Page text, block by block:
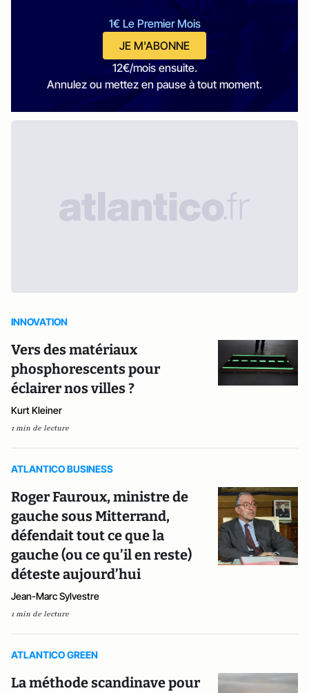
1€ Le Premier Mois
JE M'ABONNE
12€/mois ensuite.
Annulez ou mettez en pause à tout moment.
INNOVATION
Vers des matériaux
phosphorescents pour
éclairer nos villes ?
Kurt Kleiner
1 min de lecture
ATLANTICO BUSINESS
Roger Fauroux, ministre de
gauche sous Mitterrand,
défendait tout ce que la
gauche (ou ce qu’il en reste)
déteste aujourd’hui
Jean-Marc Sylvestre
1 min de lecture
ATLANTICO GREEN
La méthode scandinave pour